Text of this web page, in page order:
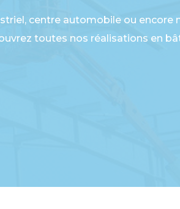
centre automobile ou encore
toutes nos réalisations en